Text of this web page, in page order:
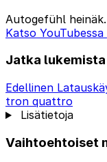
Autogefühl
Katso YouTubessa
Jatka lukemista
Edellinen
tron quattro
Lisätietoja
Vaihtoehtoiset